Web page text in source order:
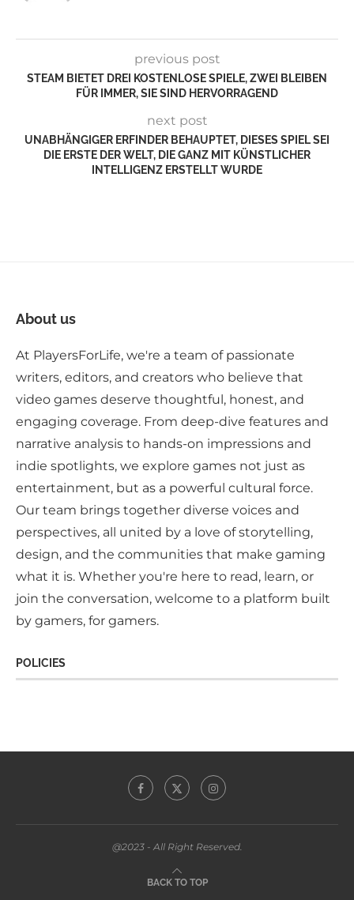
previous post
STEAM BIETET DREI KOSTENLOSE SPIELE, ZWEI BLEIBEN
FÜR IMMER, SIE SIND HERVORRAGEND
next post
UNABHÄNGIGER ERFINDER BEHAUPTET, DIESES SPIEL SEI
DIE ERSTE DER WELT, DIE GANZ MIT KÜNSTLICHER
INTELLIGENZ ERSTELLT WURDE
About us
At PlayersForLife, we're a team of passionate
writers, editors, and creators who believe that
video games deserve thoughtful, honest, and
engaging coverage. From deep-dive features and
narrative analysis to hands-on impressions and
indie spotlights, we explore games not just as
entertainment, but as a powerful cultural force.
Our team brings together diverse voices and
perspectives, all united by a love of storytelling,
design, and the communities that make gaming
what it is. Whether you're here to read, learn, or
join the conversation, welcome to a platform built
by gamers, for gamers.
POLICIES
@2023 - All Right Reserved.
BACK TO TOP